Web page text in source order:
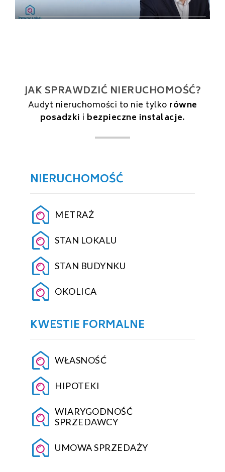
JAK SPRAWDZIĆ NIERUCHOMOŚĆ?
Audyt nieruchomości to nie tylko równe
posadzki i bezpieczne instalacje.
NIERUCHOMOŚĆ
METRAŻ
STAN LOKALU
STAN BUDYNKU
OKOLICA
KWESTIE FORMALNE
WŁASNOŚĆ
HIPOTEKI
WIARYGODNOŚĆ
SPRZEDAWCY
UMOWA SPRZEDAŻY